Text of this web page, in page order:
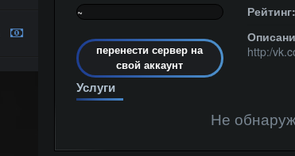
~
перенести сервер на
свой аккаунт
Рейтинг:
http:/
Услуги
Не